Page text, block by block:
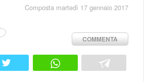
Composta martedì 17 gennaio 2017
COMMENTA